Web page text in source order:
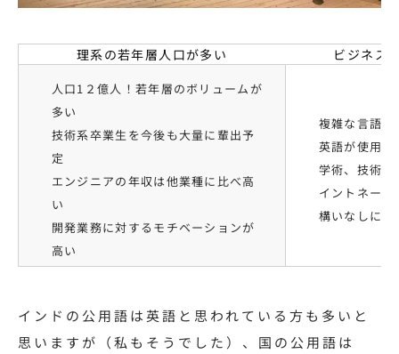
理系の若年層人口が多い ビジネス
人口1２億人！若年層のボリュームが
多い
技術系卒業生を今後も大量に輩出予
定
エンジニアの年収は他業種に比べ高
い
開発業務に対するモチベーションが
高い
複雑な言語
英語が使用
学術、技術
イントネー
構いなしに
インドの公用語は英語と思われている方も多いと
思いますが（私もそうでした）、国の公用語は